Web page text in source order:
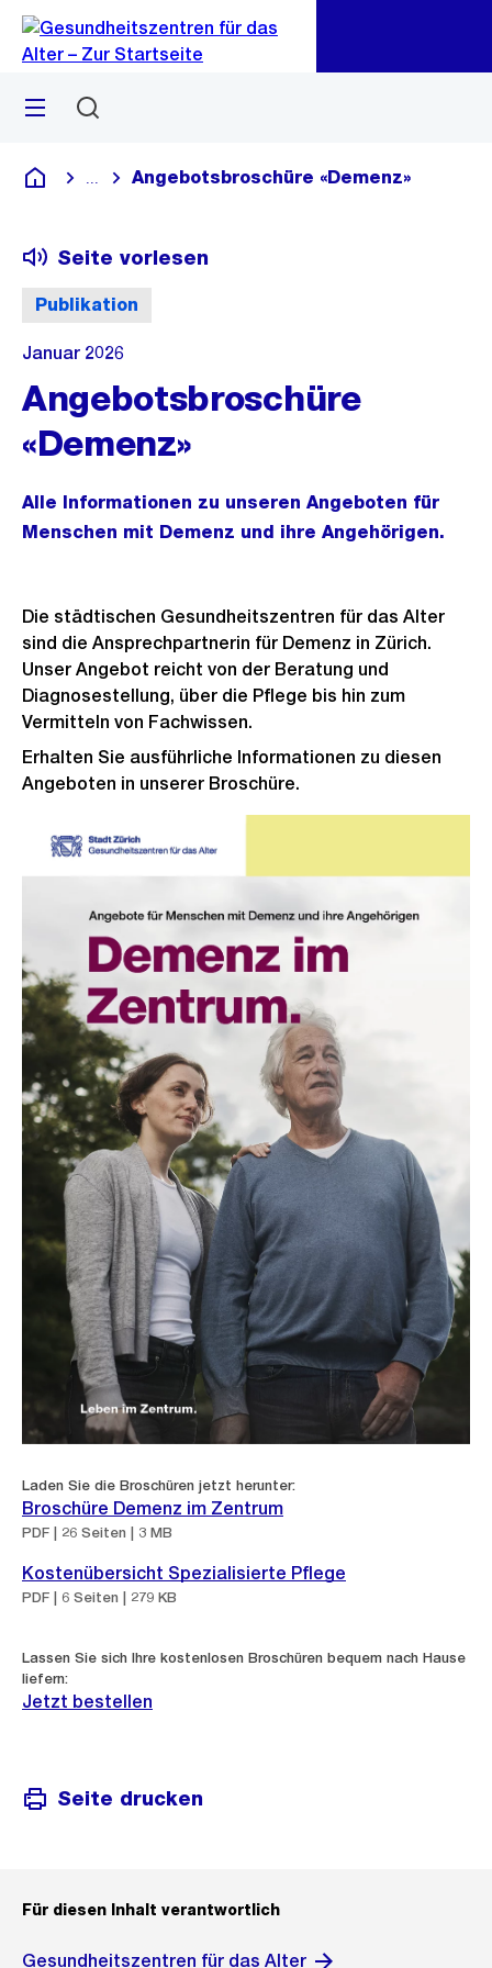
Navigation
Sprunglink
Menü
Gesundheitszentren für das Alter
Blende alle Breadcrumbs ein
Angebotsbroschüre «Demenz»
Publikation
Seite vorlesen
Januar 2026
Angebotsbroschüre
«Demenz»
Alle Informationen zu unseren Angeboten für
Menschen mit Demenz und ihre Angehörigen.
Die städtischen Gesundheitszentren für das Alter
sind die Ansprechpartnerin für Demenz in Zürich.
Unser Angebot reicht von der Beratung und
Diagnosestellung, über die Pflege bis hin zum
Vermitteln von Fachwissen.
Erhalten Sie ausführliche Informationen zu diesen
Angeboten in unserer Broschüre.
Laden Sie die Broschüren jetzt herunter:
Broschüre Demenz im Zentrum
PDF | 26 Seiten | 3 MB
Kostenübersicht Spezialisierte Pflege
PDF | 6 Seiten | 279 KB
Lassen Sie sich Ihre kostenlosen Broschüren bequem nach Hause
liefern:
Jetzt bestellen
Seite drucken
Für diesen Inhalt verantwortlich
Gesundheitszentren für das Alter